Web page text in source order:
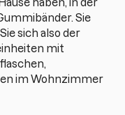
Sie
sich also der
mit
im Wohnzimmer